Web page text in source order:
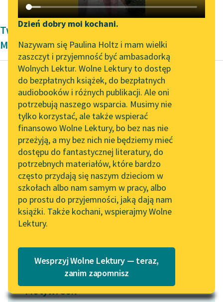
Katalog DAISY
Podkasty o książkach
Zgłoś brak utworu
Aktualności
„Prokurator Alicja Horn”
do słuchania
Byliśmy częścią AI Impact
Lab
Zapraszamy na spotkanie
online z tłumaczkami
literatury skandynawskiej
Spotkanie z Katarzyną
Tunkiel w Oslo
102. lata temu zmarł
Joseph Conrad
Lektury szkolne i klasyka
literatury do słuchania dla
uczennic i uczniów z
Narzędzia
Mapa Wolnych Lektur
Leśmianator
Przewodnik dla piszących i
czytających
API
OAI-PMH
Widget Wolnych Lektur
Przypisy
Katalog w formacie PDF
Dzień dobry moi kochani.
Nazywam się Paulina Holtz i mam wielki
zaszczyt i przyjemność być ambasadorką
Wolnych Lektur. Wolne Lektury to dostęp
do bezpłatnych książek, do bezpłatnych
audiobooków i różnych publikacji. Ale oni
potrzebują naszego wsparcia. Musimy nie
tylko korzystać, ale także wspierać
finansowo Wolne Lektury, bo bez nas nie
przeżyją, a my bez nich nie będziemy mieć
dostępu do fantastycznej literatury, do
potrzebnych materiałów, które bardzo
często przydają się naszym dzieciom w
szkołach albo nam samym w pracy, albo
po prostu do przyjemności, jaką dają nam
książki. Także kochani, wspierajmy Wolne
Lektury.
Wesprzyj Wolne Lektury — teraz,
zanim zapomnisz
Twórczość okresu współczesności Karola
Maliszewskiego
Karol Maliszewski
Sens (Ostrołęka)
Czytaj więcej
Motyw: Sen